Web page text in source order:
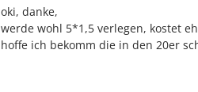
oki, danke,
werde wohl 5*1,5 verlegen, kostet
hoffe ich bekomm die in den 20er